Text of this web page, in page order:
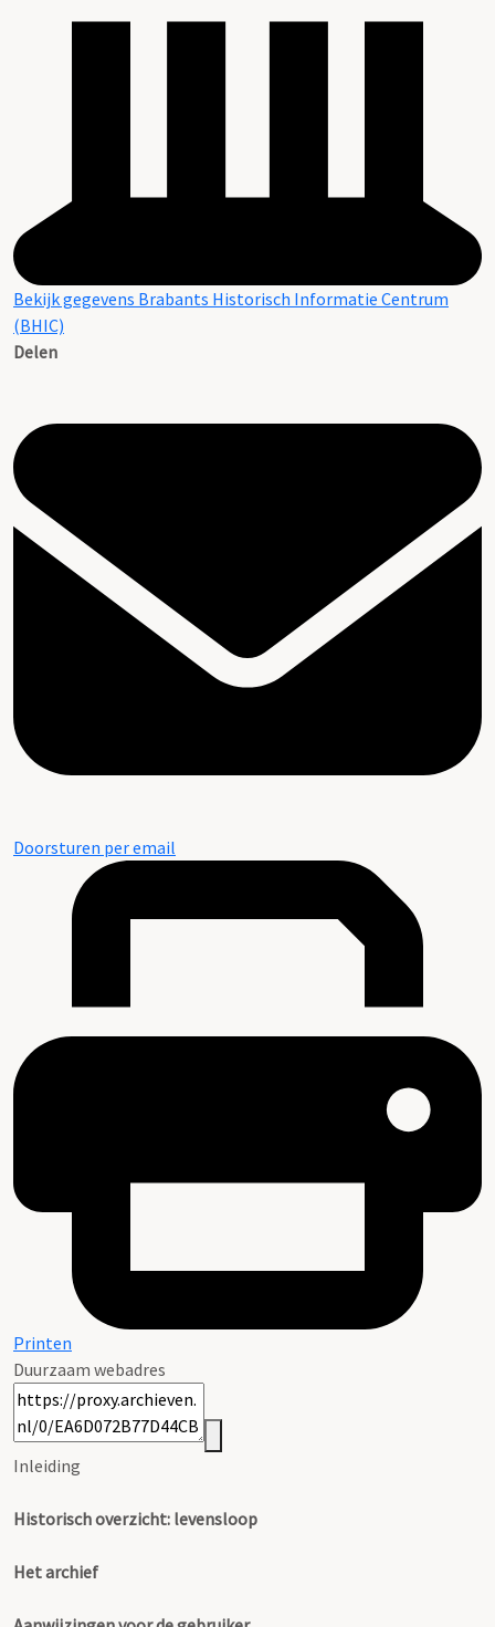
Bekijk gegevens Brabants Historisch Informatie Centrum
(BHIC)
Delen
Doorsturen per email
Printen
Duurzaam webadres
Inleiding
Historisch overzicht: levensloop
Het archief